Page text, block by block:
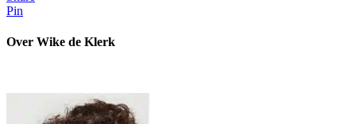
Pin
Over Wike de Klerk